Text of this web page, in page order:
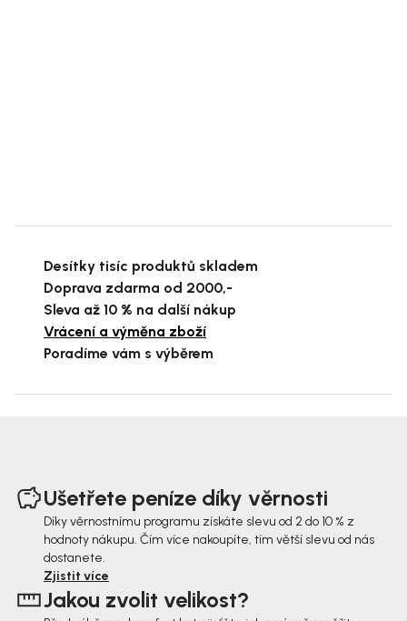
Desítky tisíc produktů skladem
Doprava zdarma od 2000,-
Sleva až 10 % na další nákup
Vrácení a výměna zboží
Poradíme vám s výběrem
Ušetřete peníze díky věrnosti
Díky věrnostnímu programu získáte slevu od 2 do 10 % z
hodnoty nákupu. Čím více nakoupíte, tím větší slevu od nás
dostanete.
Zjistit více
Jakou zvolit velikost?